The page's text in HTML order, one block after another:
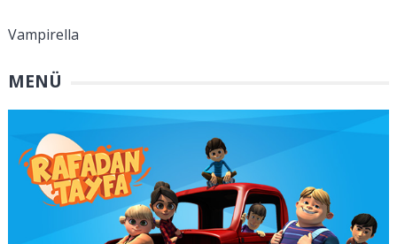
Vampirella
MENÜ